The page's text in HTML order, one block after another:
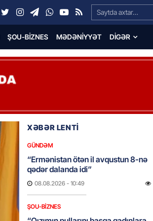
Search…
ŞOU-BIZNES MƏDƏNIYYƏT DIGƏR
XƏBƏR LENTİ
GÜNDƏM
“Ermənistan ötən il avqustun 8-nə
qədər dalanda idi”
08.08.2026 - 10:49
ŞOU-BIZNES